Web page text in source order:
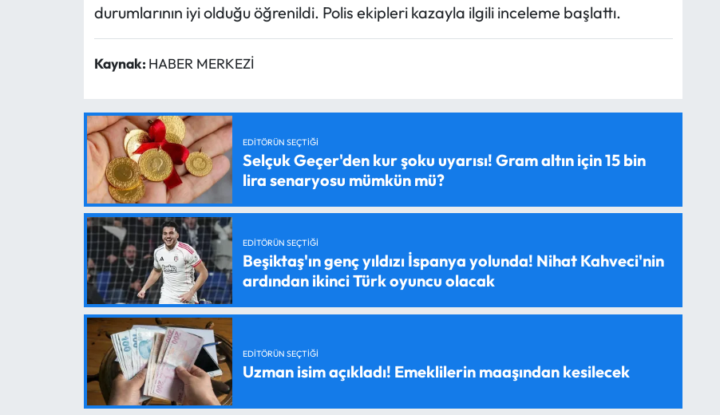
durumlarının iyi olduğu öğrenildi. Polis ekipleri kazayla ilgili inceleme başlattı.
Kaynak: HABER MERKEZİ
EDITÖRÜN SEÇTIĞI
Selçuk Geçer'den kur şoku uyarısı! Gram altın için 15 bin
lira senaryosu mümkün mü?
EDITÖRÜN SEÇTIĞI
Beşiktaş'ın genç yıldızı İspanya yolunda! Nihat Kahveci'nin
ardından ikinci Türk oyuncu olacak
EDITÖRÜN SEÇTIĞI
Uzman isim açıkladı! Emeklilerin maaşından kesilecek